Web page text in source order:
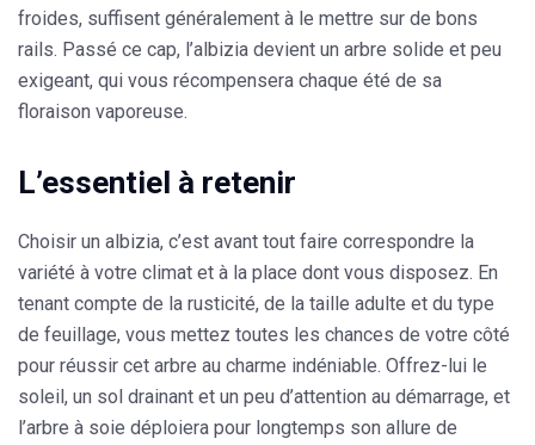
froides, suffisent généralement à le mettre sur de bons
rails. Passé ce cap, l’albizia devient un arbre solide et peu
exigeant, qui vous récompensera chaque été de sa
floraison vaporeuse.
L’essentiel à retenir
Choisir un albizia, c’est avant tout faire correspondre la
variété à votre climat et à la place dont vous disposez. En
tenant compte de la rusticité, de la taille adulte et du type
de feuillage, vous mettez toutes les chances de votre côté
pour réussir cet arbre au charme indéniable. Offrez-lui le
soleil, un sol drainant et un peu d’attention au démarrage, et
l’arbre à soie déploiera pour longtemps son allure de